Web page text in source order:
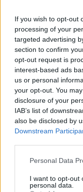
If you wish to opt-out
processing of your
targeted advertising
section to confirm
opt-out request is
interest-based ads
us or personal
your opt-out. You
disclosure of your
IAB’s list of
also be disclosed by
Downstream
Please note that this
not limited to your
grant or deny
Personal Data
I want to opt-out
personal data.